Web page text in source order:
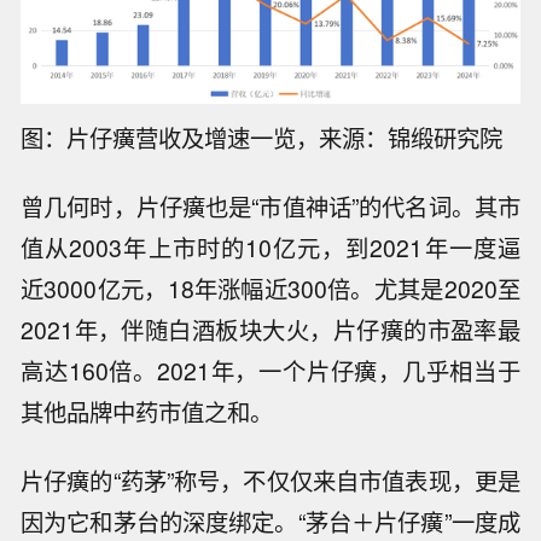
图：片仔癀营收及增速一览，来源：锦缎研究院
曾几何时，片仔癀也是“市值神话”的代名词。其市
值从2003年上市时的10亿元，到2021年一度逼
近3000亿元，18年涨幅近300倍。尤其是2020至
2021年，伴随白酒板块大火，片仔癀的市盈率最
高达160倍。2021年，一个片仔癀，几乎相当于
其他品牌中药市值之和。
片仔癀的“药茅”称号，不仅仅来自市值表现，更是
因为它和茅台的深度绑定。“茅台＋片仔癀”一度成